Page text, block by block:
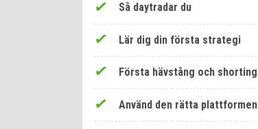
Så daytradar du
Lär dig din första strategi
Första hävstång och shorting
Använd den rätta plattformen